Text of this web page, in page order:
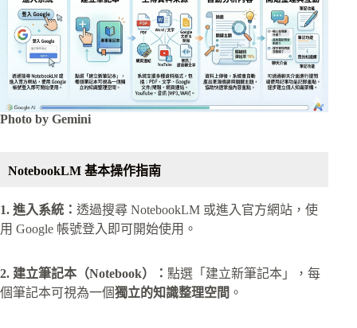
Photo by Gemini
NotebookLM 基本操作指南
1. 進入系統： 透過搜尋 NotebookLM 或進入官方網站，使
用 Google 帳號登入即可開始使用。
2. 建立筆記本（Notebook）： 點選「建立新筆記本」，每
個筆記本可視為一個獨立的知識整理空間 。